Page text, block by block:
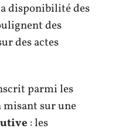
disponibilité des
des
des actes
parmi les
misant sur une
: les